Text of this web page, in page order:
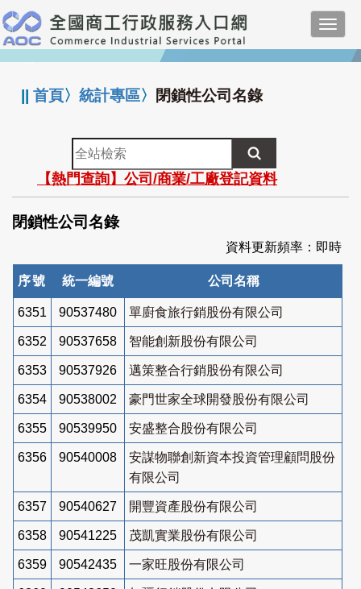
跳
到
主
要
:::
||首頁〉統計專區〉 閉鎖性公司名錄
全
站
檢
索
【熱門查詢】公司/商業/工廠登記資料
閉鎖性公司名錄
資料更新頻率：即時
序號 統一編號 公司名稱
6351 90537480 單廚食旅行銷股份有限公司
6352 90537658 智能創新股份有限公司
6353 90537926 邁策整合行銷股份有限公司
6354 90538002 豪門世家全球開發股份有限公司
6355 90539950 安盛整合股份有限公司
6356 90540008
安謀物聯創新資本投資管理顧問股份
有限公司
6357 90540627 開豐資產股份有限公司
6358 90541225 茂凱實業股份有限公司
6359 90542435 一家旺股份有限公司